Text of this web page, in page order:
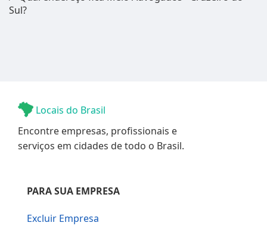
Sul?
Locais do Brasil
Encontre empresas, profissionais e
serviços em cidades de todo o Brasil.
PARA SUA EMPRESA
Excluir Empresa